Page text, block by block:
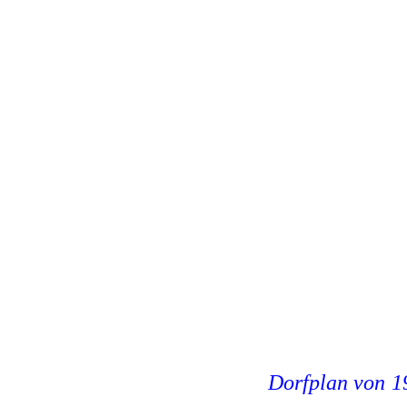
Dorfplan von